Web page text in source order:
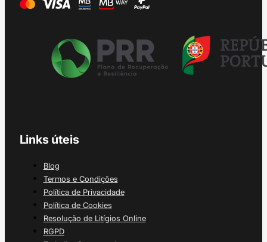
Links úteis
Blog
Termos e Condições
Política de Privacidade
Política de Cookies
Resolução de Litígios Online
RGPD